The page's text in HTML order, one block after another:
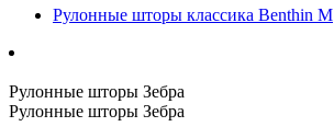
Рулонные шторы классика Benthin M
Рулонные шторы Зебра
Рулонные шторы Зебра